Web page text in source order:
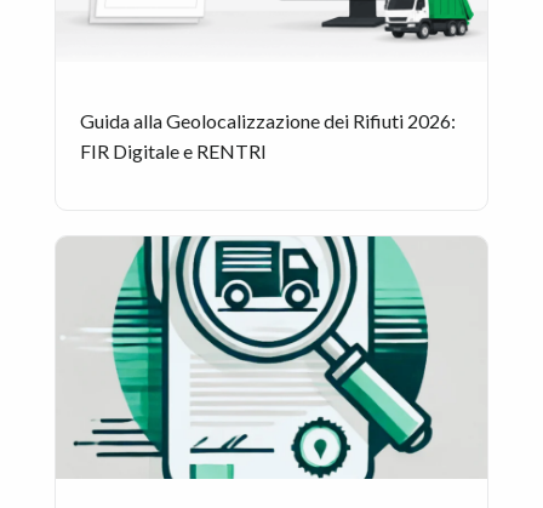
Guida alla Geolocalizzazione dei Rifiuti 2026:
FIR Digitale e RENTRI